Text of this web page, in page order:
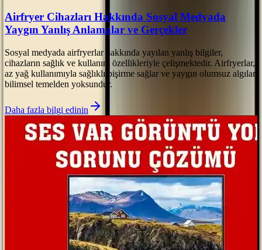
Airfryer Cihazları Hakkında Sosyal Medyada
Yaygın Yanlış Anlamalar ve Gerçekler
Sosyal medyada airfryerlar hakkında yayılan yanlış bilgiler,
cihazların sağlık ve kullanım özellikleriyle çelişmektedir. Airfryerlar,
az yağ kullanımıyla sağlıklı pişirme sağlar ve yaygın olumsuz algılar
bilimsel temelden yoksundur.
Daha fazla bilgi edinin